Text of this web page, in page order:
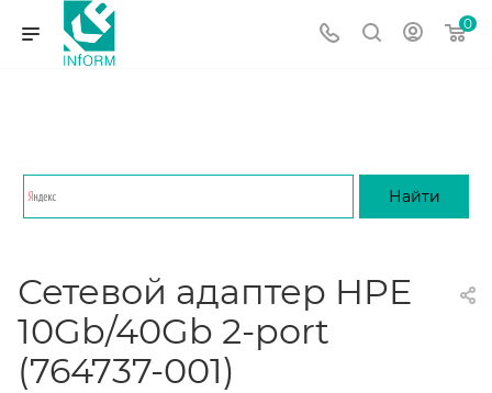
0
Сетевой адаптер HPE
10Gb/40Gb 2-port
(764737-001)